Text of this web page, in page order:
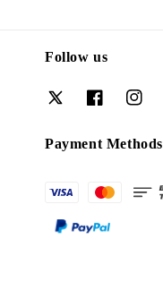
Follow us
Payment Methods